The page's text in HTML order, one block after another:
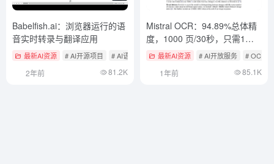
Babelfish.ai：浏览器运行的语
音实时转录与翻译应用
最新AI资源 # AI开源项目 # AI语音转文本
2年前 81.2K
Mistral OCR：94.89%总体精
度，1000 页/30秒，只需1美
元 最新AI资源 # AI开放服务 # OCR
1年前 85.1K